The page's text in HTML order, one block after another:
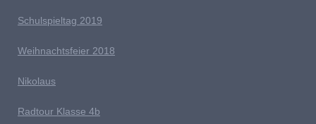
Schulspieltag 2019
Weihnachtsfeier 2018
Nikolaus
Radtour Klasse 4b